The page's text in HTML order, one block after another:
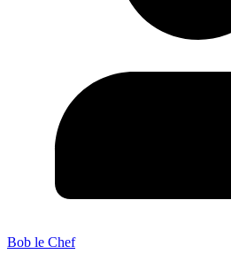
Bob le Chef